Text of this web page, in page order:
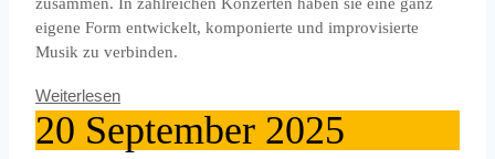
eigene Form entwickelt, komponierte und improvisierte
Musik zu verbinden.
Weiterlesen
20 September 2025